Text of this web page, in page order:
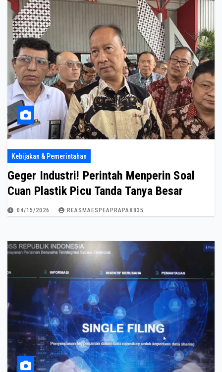
Kebijakan & Pemerintahan
Geger Industri! Perintah Menperin Soal
Cuan Plastik Picu Tanda Tanya Besar
04/15/2026 REASMAESPEAPRAPAX835